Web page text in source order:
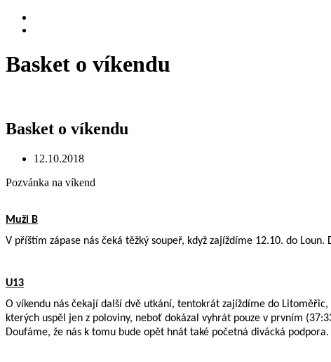
Basket o víkendu
Basket o víkendu
12.10.2018
Pozvánka na víkend
Muži B
V příštím zápase nás čeká těžký soupeř, když zajíždíme 12.10. do
U13
O víkendu nás čekají další dvě utkání, tentokrát zajíždíme do
kterých uspěl jen z poloviny, neboť dokázal vyhrát pouze v prvním
Doufáme, že nás k tomu bude opět hnát také početná divácká podpora.